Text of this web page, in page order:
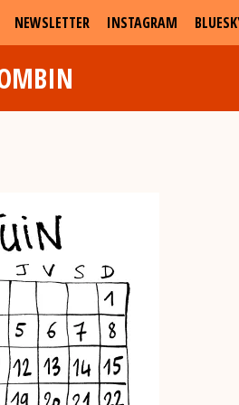
NEWSLETTER INSTAGRAM